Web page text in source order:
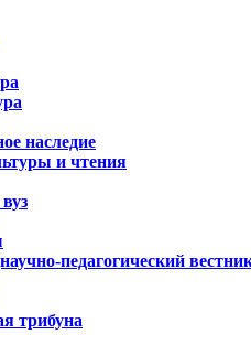
наследие
и чтения
педагогический
трибуна